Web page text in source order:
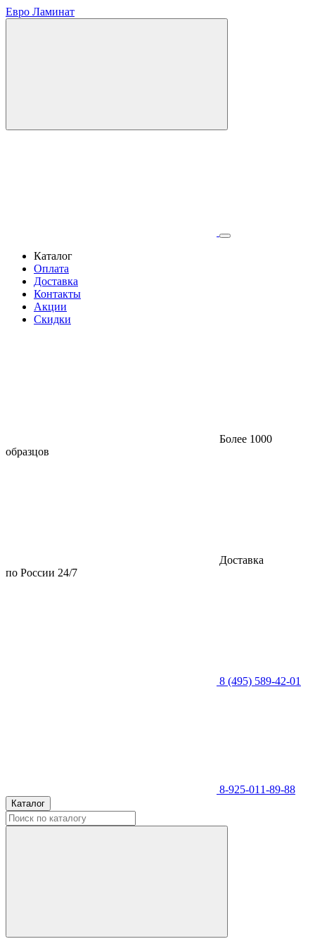
Евро Ламинат
Каталог
Оплата
Доставка
Контакты
Акции
Скидки
Более 1000
образцов
Доставка
по России 24/7
8 (495) 589-42-01
8-925-011-89-88
Каталог